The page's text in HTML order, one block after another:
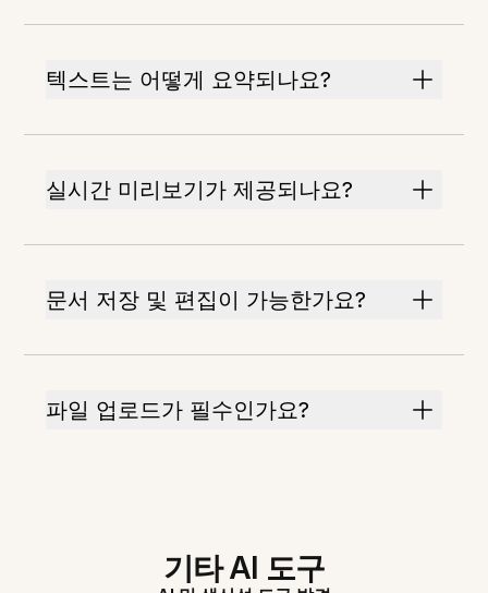
텍스트는 어떻게 요약되나요?
실시간 미리보기가 제공되나요?
문서 저장 및 편집이 가능한가요?
파일 업로드가 필수인가요?
기타 AI 도구